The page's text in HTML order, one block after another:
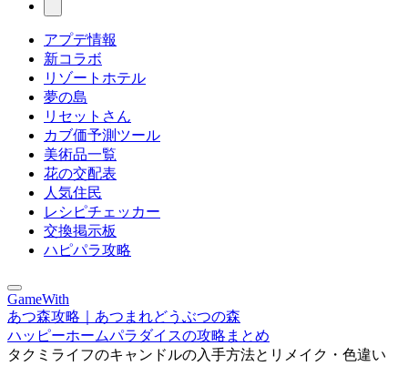
アプデ情報
新コラボ
リゾートホテル
夢の島
リセットさん
カブ価予測ツール
美術品一覧
花の交配表
人気住民
レシピチェッカー
交換掲示板
ハピパラ攻略
GameWith
あつ森攻略｜あつまれどうぶつの森
ハッピーホームパラダイスの攻略まとめ
タクミライフのキャンドルの入手方法とリメイク・色違い